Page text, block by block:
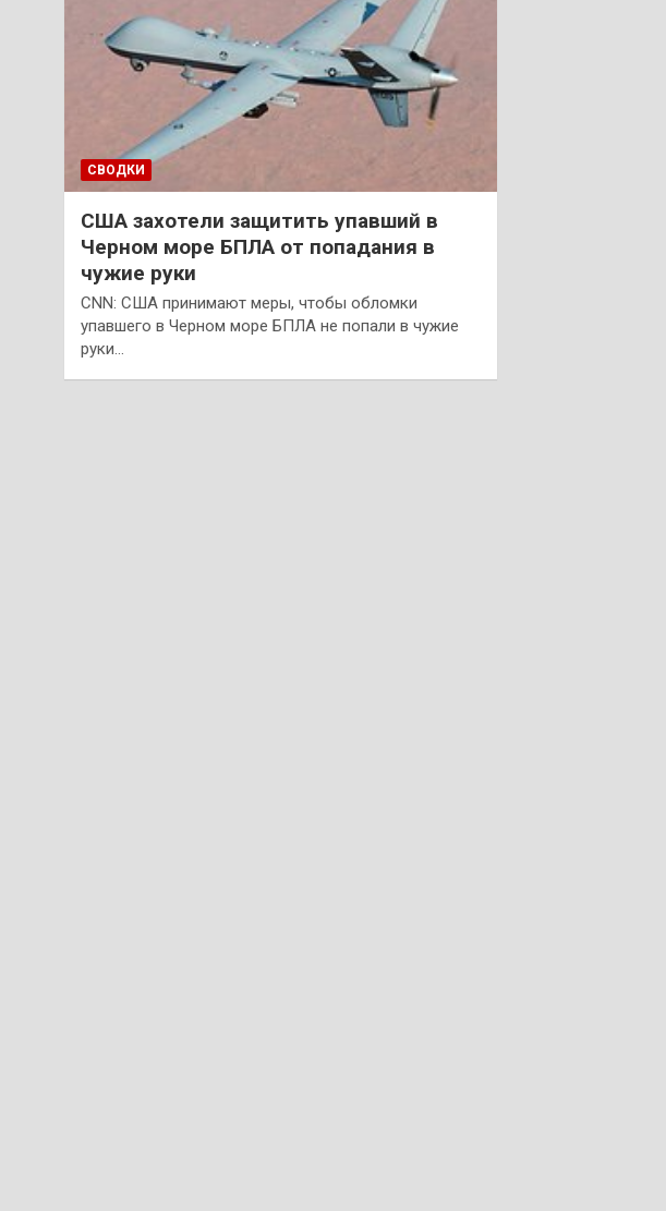
СВОДКИ
США захотели защитить упавший в
Черном море БПЛА от попадания в
чужие руки
CNN: США принимают меры, чтобы обломки
упавшего в Черном море БПЛА не попали в чужие
руки…